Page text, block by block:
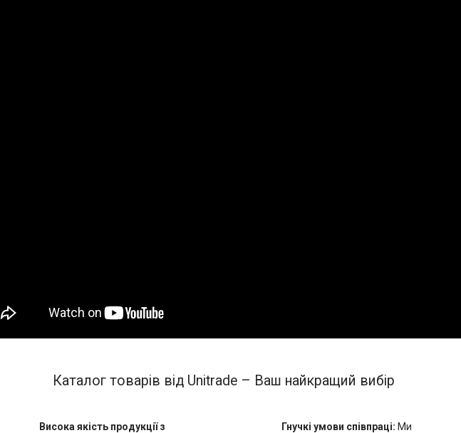
Каталог товарів від Unitrade – Ваш найкращий вибір
Висока якість продукції з
Гнучкі умови співпраці: Ми